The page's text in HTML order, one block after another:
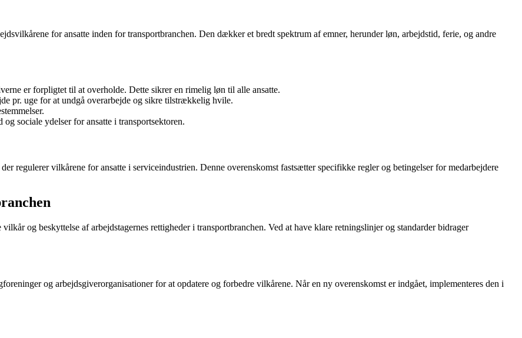
for ansatte inden for transportbranchen. Den dækker et bredt spektrum af emner, herunder løn, arbejdstid, ferie, og andre
er forpligtet til at overholde. Dette sikrer en rimelig løn til alle ansatte.
pr. uge for at undgå overarbejde og sikre tilstrækkelig hvile.
sociale ydelser for ansatte i transportsektoren.
regulerer vilkårene for ansatte i serviceindustrien. Denne overenskomst fastsætter specifikke regler og betingelser for medarbejdere
og beskyttelse af arbejdstagernes rettigheder i transportbranchen. Ved at have klare retningslinjer og standarder bidrager
og arbejdsgiverorganisationer for at opdatere og forbedre vilkårene. Når en ny overenskomst er indgået, implementeres den i